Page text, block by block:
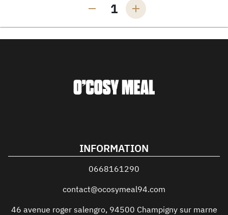
1
INFORMATION
0668161290
contact@ocosymeal94.com
46 avenue roger salengro, 94500 Champigny sur marne